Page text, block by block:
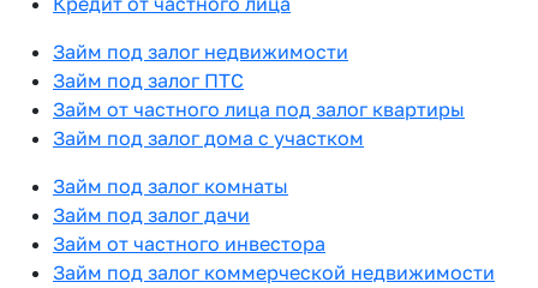
Займ под залог недвижимости
Займ под залог ПТС
Займ от частного лица под залог квартиры
Займ под залог дома с участком
Займ под залог комнаты
Займ под залог дачи
Займ от частного инвестора
Займ под залог коммерческой недвижимости